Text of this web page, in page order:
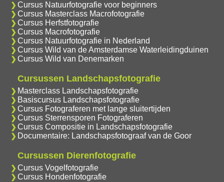
Cursus Natuurfotografie voor beginners
Cursus Masterclass Macrofotografie
Cursus Herfstfotografie
Cursus Macrofotografie
Cursus Natuurfotografie in Nederland
Cursus Wild van de Amsterdamse Waterleidingduinen
Cursus Wild van Denemarken
Cursussen Landschapsfotografie
Masterclass Landschapsfotografie
Basiscursus Landschapsfotografie
Cursus Fotograferen met lange sluitertijden
Cursus Sterrensporen Fotograferen
Cursus Compositie in Landschapsfotografie
Documentaire: Landschapsfotograaf van de Goor
Cursussen Dierenfotografie
Cursus Vogelfotografie
Cursus Hondenfotografie